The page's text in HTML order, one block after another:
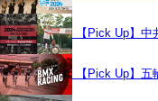
【Pick Up】
【Pick Up】